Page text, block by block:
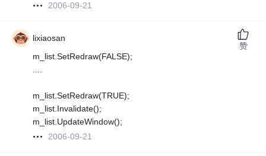
2006-09-21
lixiaosan
m_list.SetRedraw(FALSE);
....
m_list.SetRedraw(TRUE);
m_list.Invalidate();
m_list.UpdateWindow();
2006-09-21
赞